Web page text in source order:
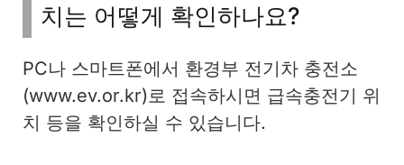
치는 어떻게 확인하나요?
PC나 스마트폰에서 환경부 전기차 충전소
(www.ev.or.kr)로 접속하시면 급속충전기 위
치 등을 확인하실 수 있습니다.